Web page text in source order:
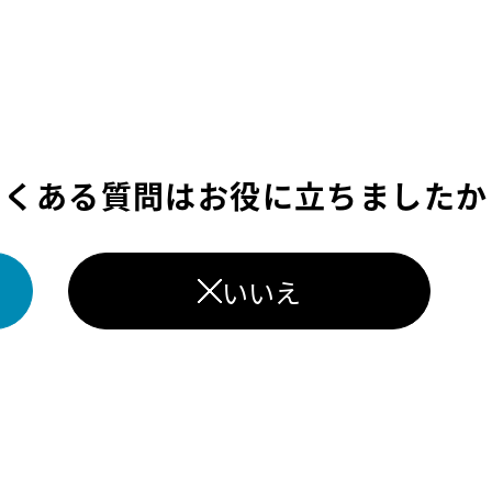
ある質問はお役に立ちました
いいえ